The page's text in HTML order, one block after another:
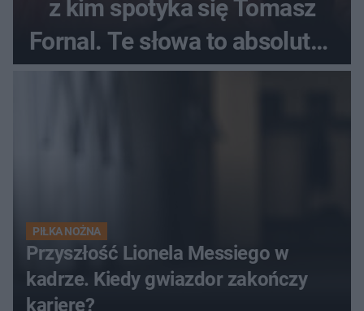
z kim spotyka się Tomasz
Fornal. Te słowa to absolutny
hit
PIŁKA NOŻNA
Przyszłość Lionela Messiego w
kadrze. Kiedy gwiazdor zakończy
karierę?